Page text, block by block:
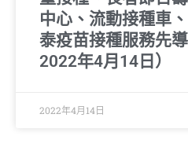
中心、流動接種車
泰疫苗接種服務先
2022年4月14日）
2022年4月14日